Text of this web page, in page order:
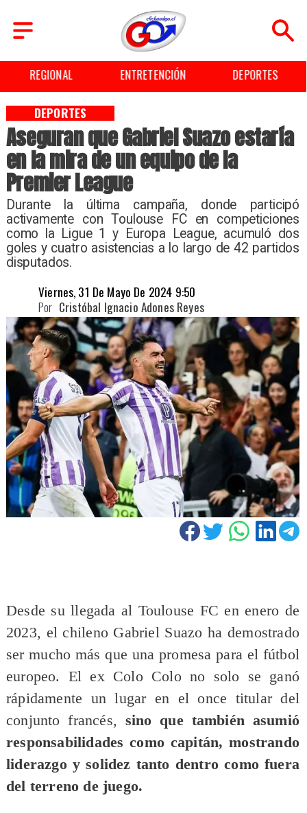
REGIONAL ENTRETENCIÓN DEPORTES
Aseguran que Gabriel Suazo estaría
en la mira de un equipo de la
Premier League
​Durante la última campaña, donde participó
activamente con Toulouse FC en competiciones
como la Ligue 1 y Europa League, acumuló dos
goles y cuatro asistencias a lo largo de 42 partidos
disputados.
DEPORTES
Viernes, 31 De Mayo De 2024 9:50
Cristóbal Ignacio Adones Reyes
Por
Desde su llegada al Toulouse FC en enero de
2023, el chileno Gabriel Suazo ha demostrado
ser mucho más que una promesa para el fútbol
europeo. El ex Colo Colo no solo se ganó
rápidamente un lugar en el once titular del
conjunto francés, sino que también asumió
responsabilidades como capitán, mostrando
liderazgo y solidez tanto dentro como fuera
del terreno de juego.